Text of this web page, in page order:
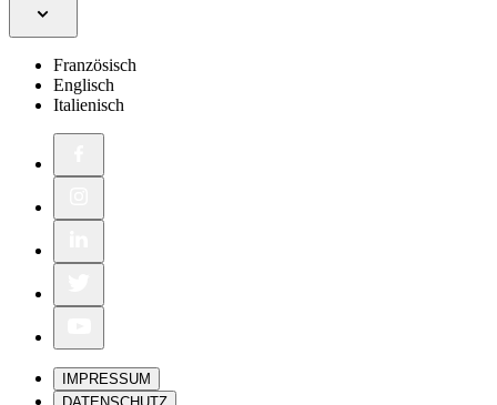
Französisch
Englisch
Italienisch
IMPRESSUM